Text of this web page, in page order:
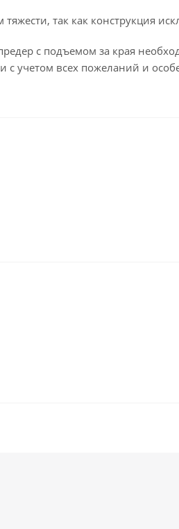
так как конструкция
с подъемом за края
учетом всех пожеланий и